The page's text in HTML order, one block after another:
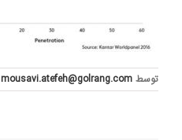
توسط mousavi.atefeh@golrang.com